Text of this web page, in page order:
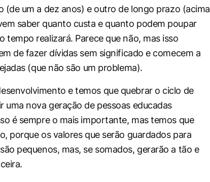
(de um a dez anos) e outro de longo prazo (acima
saber quanto custa e quanto podem poupar
tempo realizará. Parece que não, mas isso
de fazer dívidas sem significado e comecem a
(que não são um problema).
e temos que quebrar o ciclo de
uma nova geração de pessoas educadas
é sempre o mais importante, mas temos que
porque os valores que serão guardados para
pequenos, mas, se somados, gerarão a tão e